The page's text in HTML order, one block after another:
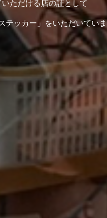
ただける店の証として
テッカー」をいただいてい